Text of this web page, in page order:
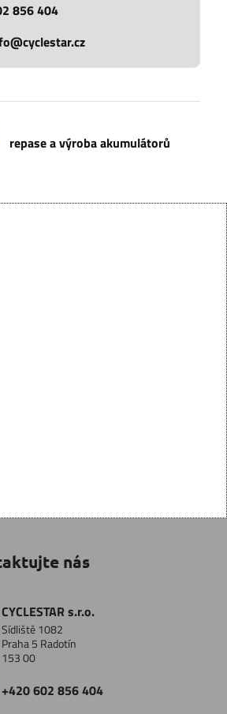
856 404
repase a výroba akumulátorů
nás
CYCLESTAR s​.r​.o​.
Sídliště 1082
Praha 5 Radotín
153 00
+420 602 856 404